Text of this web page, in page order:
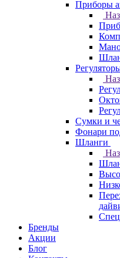
Приборы
Сумки и
Фонари
Шланги
Бренды
Акции
Блог